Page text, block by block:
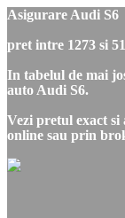
Asigurare Audi S6
pret intre 1273 si
In tabelul de mai
auto Audi S6.
Vezi pretul exact si
online sau prin